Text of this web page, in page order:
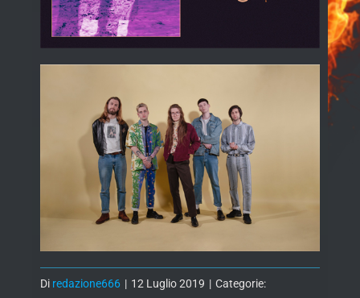
Di redazione666 | 12 Luglio 2019 | Categorie: